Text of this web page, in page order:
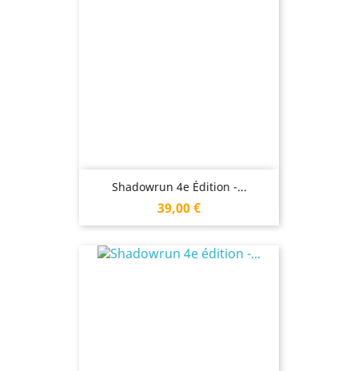
Shadowrun 4e Édition -...
Prix
39,00 €